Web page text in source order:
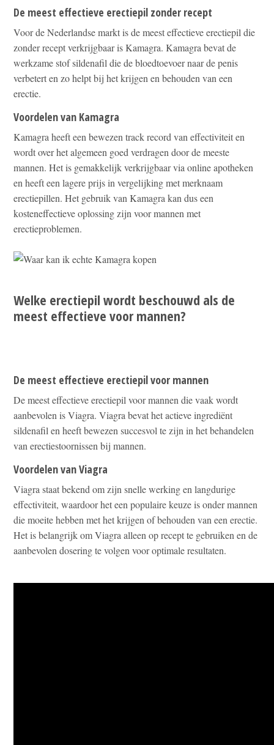
De meest effectieve erectiepil zonder recept
Voor de Nederlandse markt is de meest effectieve erectiepil die
zonder recept verkrijgbaar is Kamagra. Kamagra bevat de
werkzame stof sildenafil die de bloedtoevoer naar de penis
verbetert en zo helpt bij het krijgen en behouden van een
erectie.
Voordelen van Kamagra
Kamagra heeft een bewezen track record van effectiviteit en
wordt over het algemeen goed verdragen door de meeste
mannen. Het is gemakkelijk verkrijgbaar via online apotheken
en heeft een lagere prijs in vergelijking met merknaam
erectiepillen. Het gebruik van Kamagra kan dus een
kosteneffectieve oplossing zijn voor mannen met
erectieproblemen.
Welke erectiepil wordt beschouwd als de
meest effectieve voor mannen?
De meest effectieve erectiepil voor mannen
De meest effectieve erectiepil voor mannen die vaak wordt
aanbevolen is Viagra. Viagra bevat het actieve ingrediënt
sildenafil en heeft bewezen succesvol te zijn in het behandelen
van erectiestoornissen bij mannen.
Voordelen van Viagra
Viagra staat bekend om zijn snelle werking en langdurige
effectiviteit, waardoor het een populaire keuze is onder mannen
die moeite hebben met het krijgen of behouden van een erectie.
Het is belangrijk om Viagra alleen op recept te gebruiken en de
aanbevolen dosering te volgen voor optimale resultaten.